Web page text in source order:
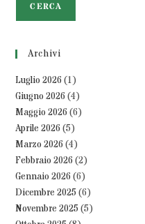
CERCA
Archivi
Luglio 2026 (1)
Giugno 2026 (4)
Maggio 2026 (6)
Aprile 2026 (5)
Marzo 2026 (4)
Febbraio 2026 (2)
Gennaio 2026 (6)
Dicembre 2025(6)
Novembre 2025(5)